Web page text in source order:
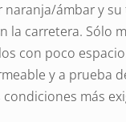
ámbar y su
carretera. Sólo
con poco
y a prueba
más